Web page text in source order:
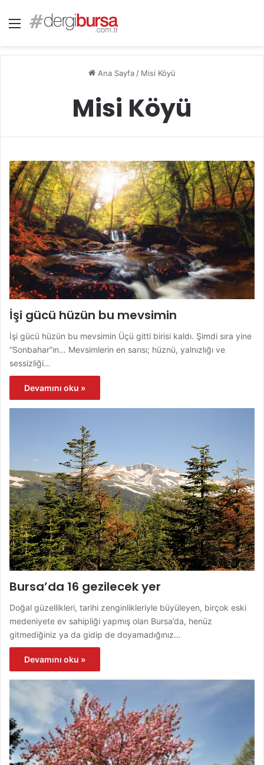
Menü
Ana Sayfa / Misi Köyü
Misi Köyü
İşi gücü hüzün bu mevsimin
İşi gücü hüzün bu mevsimin Üçü gitti birisi kaldı. Şimdi sıra yine
“Sonbahar”ın… Mevsimlerin en sarısı; hüznü, yalnızlığı ve
sessizliği…
Devamını oku »
Bursa’da 16 gezilecek yer
Doğal güzellikleri, tarihi zenginlikleriyle büyüleyen, birçok eski
medeniyete ev sahipliği yapmış olan Bursa’da, henüz
gitmediğiniz ya da gidip de doyamadığınız…
Devamını oku »